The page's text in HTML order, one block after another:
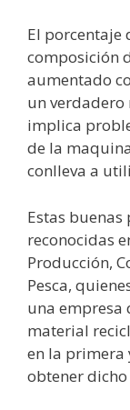
El porcentaje
composición
aumentado
un verdadero
implica
de la
conlleva a
Estas
reconocidas
Producción,
Pesca,
una empresa
material
en la primera
obtener